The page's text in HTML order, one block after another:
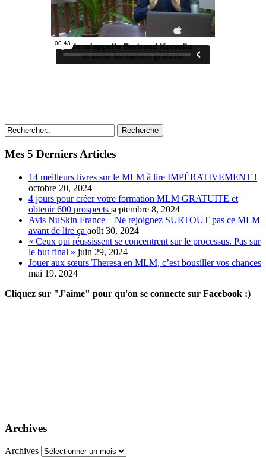
Recherche
Mes 5 Derniers Articles
14 meilleurs livres sur le MLM à lire IMPÉRATIVEMENT !
octobre 20, 2024
4 jours pour créer votre formation MLM GRATUITE et
obtenir 600 prospects septembre 8, 2024
Avis NuSkin France – Ne rejoignez SURTOUT pas ce MLM
avant de lire ça août 30, 2024
« Ceux qui réussissent se concentrent sur le processus. Pas sur
le but final » juin 29, 2024
Jouer aux sœurs Theresa en MLM, c’est bousiller vos chances
mai 19, 2024
Cliquez sur "J'aime" pour qu'on se connecte sur Facebook :)
Archives
Archives